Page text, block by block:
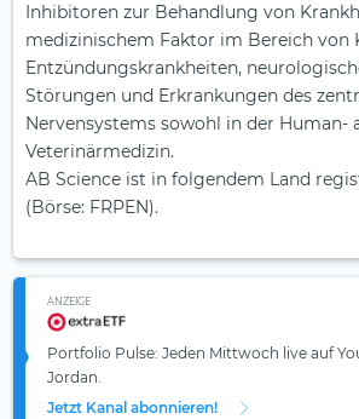
Inhibitoren zur Behandlung von
medizinischem Faktor im Bereich von
Entzündungskrankheiten,
Störungen und Erkrankungen des
Nervensystems sowohl in der Human-
Veterinärmedizin.
AB Science ist in folgendem Land
(Börse: FRPEN).
ANZEIGE
Portfolio Pulse: Jeden Mittwoch live auf
Jordan.
Jetzt Kanal abonnieren!